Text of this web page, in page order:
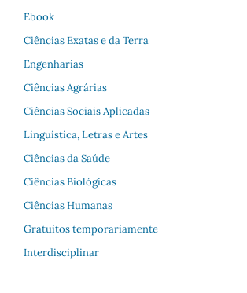
Ebook
Ciências Exatas e da Terra
Engenharias
Ciências Agrárias
Ciências Sociais Aplicadas
Linguística, Letras e Artes
Ciências da Saúde
Ciências Biológicas
Ciências Humanas
Gratuitos temporariamente
Interdisciplinar